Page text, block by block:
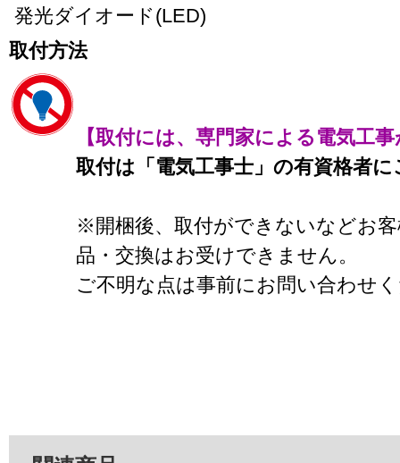
発光ダイオード(LED)
取付方法
【取付には、専門家による電気工
取付は「電気工事士」の有資格者
※開梱後、取付ができないなどお
品・交換はお受けできません。
ご不明な点は事前にお問い合わせ